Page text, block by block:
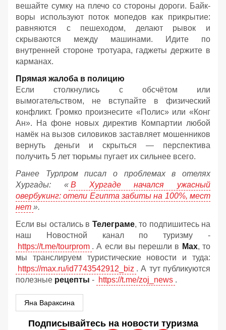
вешайте сумку на плечо со стороны дороги. Байк-
воры используют поток мопедов как прикрытие:
равняются с пешеходом, делают рывок и
скрываются между машинами. Идите по
внутренней стороне тротуара, гаджеты держите в
карманах.
Прямая жалоба в полицию
Если столкнулись с обсчётом или
вымогательством, не вступайте в физический
конфликт. Громко произнесите «Полис» или «Конг
Ан». На фоне новых директив Компартии любой
намёк на вызов силовиков заставляет мошенников
вернуть деньги и скрыться — перспектива
получить 5 лет тюрьмы пугает их сильнее всего.
Ранее Турпром писал о проблемах в отелях
Хургады: « В Хургаде начался ужасный
овербукинг: отели Египта забиты на 100%, мест
нет ».
Если вы остались в Телеграме, то подпишитесь на
наш Новостной канал по туризму -
https://t.me/tourprom . А если вы перешли в Мах, то
мы транслируем туристические новости и туда:
https://max.ru/id7743542912_biz . А тут публикуются
полезные рецепты - https://t.me/zoj_news .
Яна Вараксина
Подписывайтесь на новости туризма